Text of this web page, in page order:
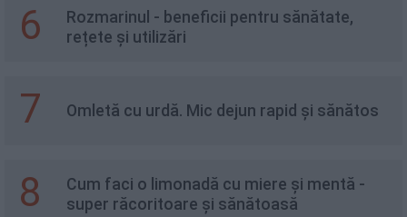
6
Rozmarinul - beneficii pentru sănătate,
rețete și utilizări
7 Omletă cu urdă. Mic dejun rapid și sănătos
8
Cum faci o limonadă cu miere și mentă -
super răcoritoare și sănătoasă